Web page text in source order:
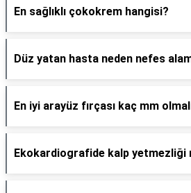
En sağlıklı çokokrem hangisi?
Düz yatan hasta neden nefes
En iyi arayüz fırçası kaç mm
Ekokardiografide kalp yetmezliği